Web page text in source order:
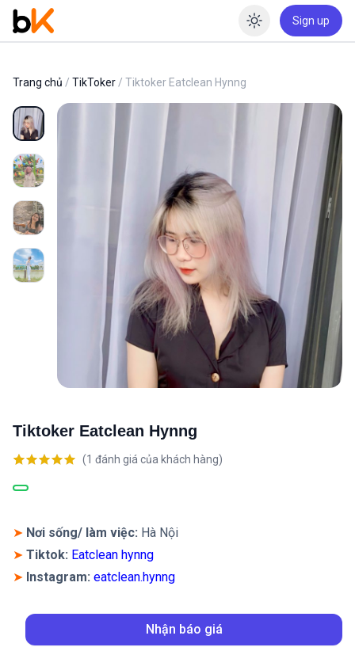
Enable
Sign up
Trang chủ / TikToker / Tiktoker Eatclean Hynng
Tiktoker Eatclean Hynng
dựa trên
(1 đánh giá của khách hàng)
➤ Nơi sống/ làm việc: Hà Nội
➤ Tiktok: Eatclean hynng
➤ Instagram: eatclean.hynng
Nhận báo giá